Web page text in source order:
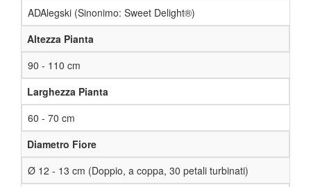
ADAlegski (Sinonimo: Sweet Delight®)
Altezza Pianta
90 - 110 cm
Larghezza Pianta
60 - 70 cm
Diametro Fiore
Ø 12 - 13 cm (Doppio, a coppa, 30 petali turbinati)